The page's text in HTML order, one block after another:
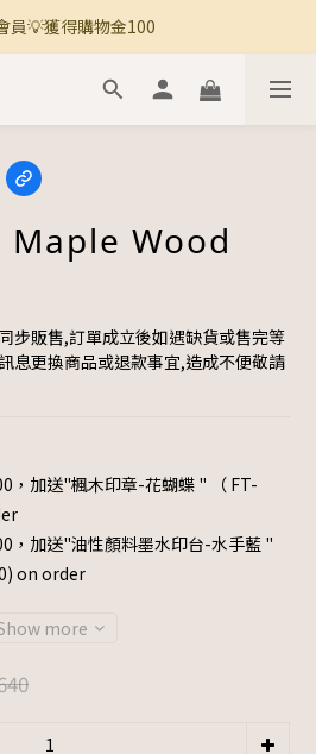
館滿800免運 🚚
員💡獲得購物金100
館滿800免運 🚚
Wood
步販售,訂單成立後如遇缺貨或售完等
息更換商品或退款事宜,造成不便敬請
，加送"楓木印章-花蝴蝶 " （ FT-
，加送"油性顏料墨水印台-水手藍 "
on order
more